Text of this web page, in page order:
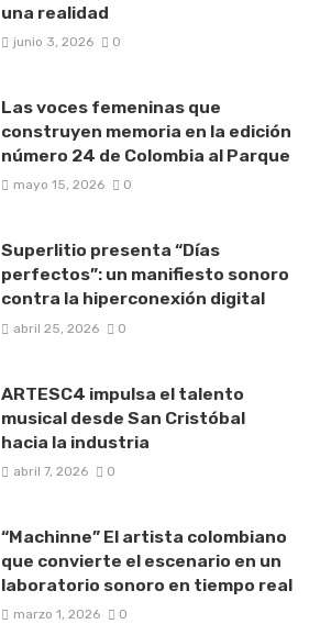
una realidad
junio 3, 2026 0
Las voces femeninas que
construyen memoria en la edición
número 24 de Colombia al Parque
mayo 15, 2026 0
Superlitio presenta “Días
perfectos”: un manifiesto sonoro
contra la hiperconexión digital
abril 25, 2026 0
ARTESC4 impulsa el talento
musical desde San Cristóbal
hacia la industria
abril 7, 2026 0
“Machinne” El artista colombiano
que convierte el escenario en un
laboratorio sonoro en tiempo real
marzo 1, 2026 0